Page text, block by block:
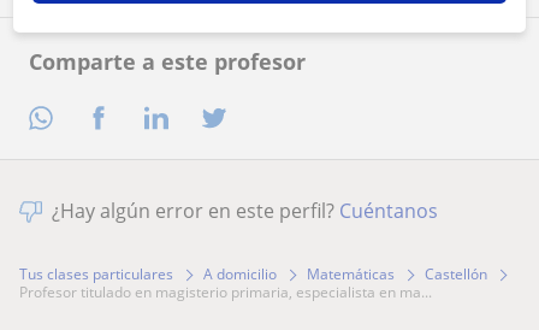
Comparte a este profesor
¿Hay algún error en este perfil? Cuéntanos
Tus clases particulares A domicilio Matemáticas
Castellón
profesor titulado en magisterio primaria, especialista en ma...